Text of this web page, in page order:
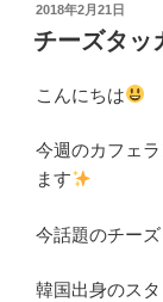
投
稿
日:
2018年2月21日
チーズタッ
こんにちは
今週のカフェ
ます
今話題のチー
韓国出身のス